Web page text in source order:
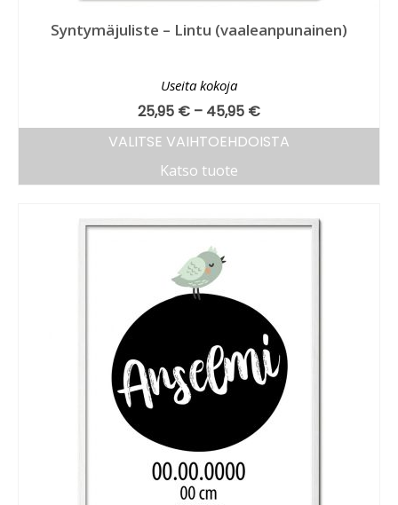
Syntymäjuliste – Lintu (vaaleanpunainen)
Useita kokoja
25,95 € – 45,95 €
VALITSE VAIHTOEHDOISTA
Katso tuote